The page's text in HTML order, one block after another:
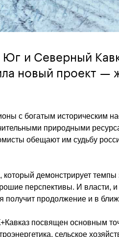
и Северный
новый проект —
с богатым историческим
природными
обещают им судьбу
демонстрирует
перспективы. И власти, и
получит продолжение и в
посвящен основным
сельское